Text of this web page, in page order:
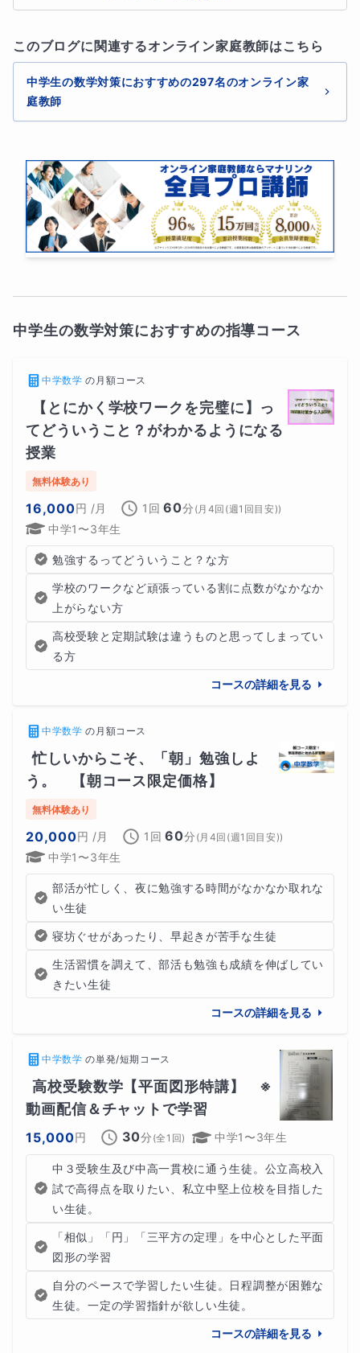
このブログに関連するオンライン家庭教師はこちら
中学生の数学対策におすすめの297名のオンライン家
庭教師
中学生の数学対策におすすめの指導コース
中学数学 の 月額コース
【とにかく学校ワークを完璧に】っ
てどういうこと？がわかるようになる
授業
無料体験あり
16,000円 /月 1回 60分 ( 月4回(週1回目安))
中学1〜3年生
勉強するってどういうこと？な方
学校のワークなど頑張っている割に点数がなかなか
上がらない方
高校受験と定期試験は違うものと思ってしまってい
る方
コースの詳細を見る
中学数学 の 月額コース
忙しいからこそ、「朝」勉強しよ
う。　【朝コース限定価格】
無料体験あり
20,000円 /月 1回 60分 ( 月4回(週1回目安))
中学1〜3年生
部活が忙しく、夜に勉強する時間がなかなか取れな
い生徒
寝坊ぐせがあったり、早起きが苦手な生徒
生活習慣を調えて、部活も勉強も成績を伸ばしてい
きたい生徒
コースの詳細を見る
中学数学 の単発/短期コース
高校受験数学【平面図形特講】　※
動画配信＆チャットで学習
15,000円 30分 (全1 回) 中学1〜3年生
中３受験生及び中高一貫校に通う生徒。公立高校入
試で高得点を取りたい、私立中堅上位校を目指した
い生徒。
「相似」「円」「三平方の定理」を中心とした平面
図形の学習
自分のペースで学習したい生徒。日程調整が困難な
生徒。一定の学習指針が欲しい生徒。
コースの詳細を見る